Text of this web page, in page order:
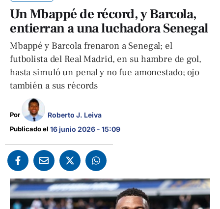
Un Mbappé de récord, y Barcola,
entierran a una luchadora Senegal
Mbappé y Barcola frenaron a Senegal; el
futbolista del Real Madrid, en su hambre de gol,
hasta simuló un penal y no fue amonestado; ojo
también a sus récords
Por Roberto J. Leiva
Publicado el 16 junio 2026 - 15:09